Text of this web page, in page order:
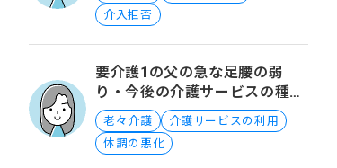
介入拒否
要介護1の父の急な足腰の弱
り・今後の介護サービスの種類
と相談先について
老々介護
介護サービスの利用
体調の悪化